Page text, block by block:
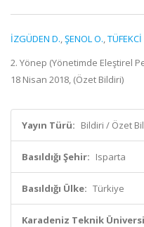
İZGÜDEN D.,ŞENOL O.,TÜFEKCİ
2. Yönep (Yönetimde Eleştirel
18 Nisan 2018, (Özet Bildiri)
Yayın Türü: Bildiri / Özet
Basıldığı Şehir: Isparta
Basıldığı Ülke: Türkiye
Karadeniz Teknik